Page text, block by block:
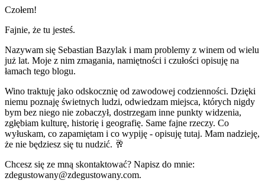
Czołem!
Fajnie, że tu jesteś.
Nazywam się Sebastian Bazylak i mam problemy z winem od wielu
już lat. Moje z nim zmagania, namiętności i czułości opisuję na
łamach tego blogu.
Wino traktuję jako odskocznię od zawodowej codzienności. Dzięki
niemu poznaję świetnych ludzi, odwiedzam miejsca, których nigdy
bym bez niego nie zobaczył, dostrzegam inne punkty widzenia,
zgłębiam kulturę, historię i geografię. Same fajne rzeczy. Co
wyłuskam, co zapamiętam i co wypiję - opisuję tutaj. Mam nadzieję,
że nie będziesz się tu nudzić. 🥂
Chcesz się ze mną skontaktować? Napisz do mnie:
zdegustowany@zdegustowany.com.